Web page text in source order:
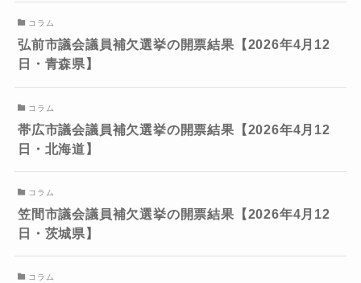
コラム
弘前市議会議員補欠選挙の開票結果【2026年4月12
日・青森県】
コラム
帯広市議会議員補欠選挙の開票結果【2026年4月12
日・北海道】
コラム
笠間市議会議員補欠選挙の開票結果【2026年4月12
日・茨城県】
コラム